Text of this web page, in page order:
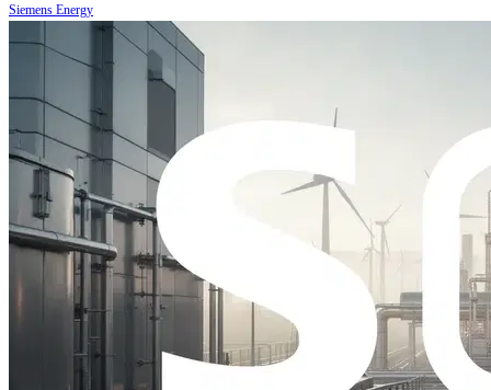
Siemens Energy